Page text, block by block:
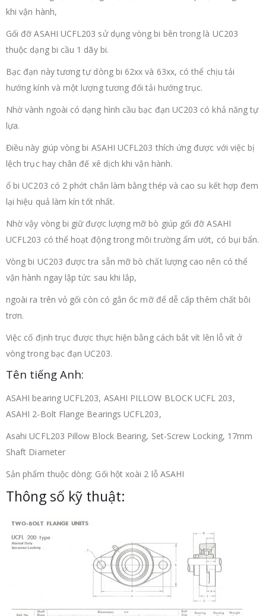
khi vận hành,
Gối đỡ ASAHI UCFL203 sử dụng vòng bi bên trong là UC203
thuộc dạng bi cầu 1 dãy bi.
Bạc đạn này tương tự dòng bi 62xx và 63xx, có thể chịu tải
hướng kính và một lượng tương đối tải hướng trục.
Nhờ vành ngoài có dạng hình cầu bạc đạn UC203 có khả năng tự
lựa.
Điều này giúp vòng bi ASAHI UCFL203 thích ứng được với việc bị
lệch trục hay chân đế xê dịch khi vận hành.
ổ bi UC203 có 2 phớt chắn làm bằng thép và cao su kết hợp đem
lại hiệu quả làm kín tốt nhất.
Nhờ vậy vòng bi giữ được lượng mỡ bò giúp gối đỡ ASAHI
UCFL203 có thể hoạt động trong môi trường ẩm ướt, có bụi bẩn.
Vòng bi UC203 được tra sẵn mỡ bò chất lượng cao nên có thể
vận hành ngay lập tức sau khi lắp,
ngoài ra trên vỏ gối còn có gắn ốc mỡ để dễ cấp thêm chất bôi
trơn.
Việc cố định trục được thực hiện bằng cách bắt vít lên lỗ vít ở
vòng trong bạc đạn UC203.
Tên tiếng Anh:
ASAHI bearing UCFL203, ASAHI PILLOW BLOCK UCFL 203,
ASAHI 2-Bolt Flange Bearings UCFL203,
Asahi UCFL203 Pillow Block Bearing, Set-Screw Locking, 17mm
Shaft Diameter
Sản phẩm thuộc dòng: Gối hột xoài 2 lỗ ASAHI
Thông số kỹ thuật: